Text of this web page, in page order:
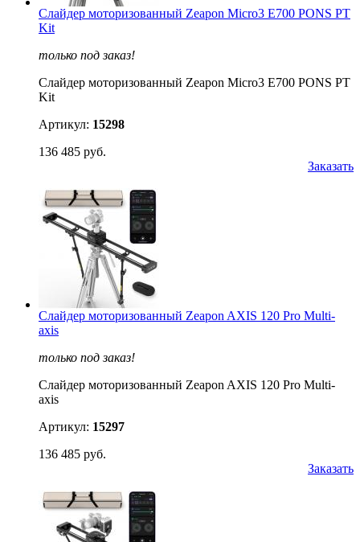
Слайдер моторизованный Zeapon Micro3 E700 PONS PT
Kit
только под заказ!
Слайдер моторизованный Zeapon Micro3 E700 PONS PT
Kit
Артикул: 15298
136 485 руб.
Заказать
Слайдер моторизованный Zeapon AXIS 120 Pro Multi-
axis
только под заказ!
Слайдер моторизованный Zeapon AXIS 120 Pro Multi-
axis
Артикул: 15297
136 485 руб.
Заказать